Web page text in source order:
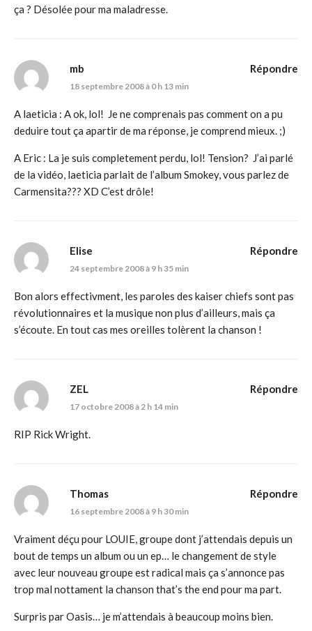
ça ? Désolée pour ma maladresse.
mb
18 septembre 2008 à 0 h 13 min
A laeticia : A ok, lol! Je ne comprenais pas comment on a pu
deduire tout ça apartir de ma réponse, je comprend mieux. ;)
A Eric : La je suis completement perdu, lol! Tension? J’ai parlé
de la vidéo, laeticia parlait de l’album Smokey, vous parlez de
Carmensita??? XD C’est drôle!
Répondre
Elise
24 septembre 2008 à 9 h 35 min
Bon alors effectivment, les paroles des kaiser chiefs sont pas
révolutionnaires et la musique non plus d’ailleurs, mais ça
s’écoute. En tout cas mes oreilles tolèrent la chanson !
Répondre
ZEL
17 octobre 2008 à 2 h 14 min
RIP Rick Wright.
Répondre
Thomas
16 septembre 2008 à 9 h 30 min
Vraiment déçu pour LOUIE, groupe dont j’attendais depuis un
bout de temps un album ou un ep… le changement de style
avec leur nouveau groupe est radical mais ça s’annonce pas
trop mal nottament la chanson that’s the end pour ma part.
Surpris par Oasis… je m’attendais à beaucoup moins bien.
Répondre